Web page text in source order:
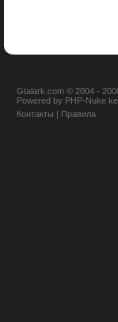
Gtalark.com © 2004 -
Powered by PHP-Nuke
Контакты | Правила